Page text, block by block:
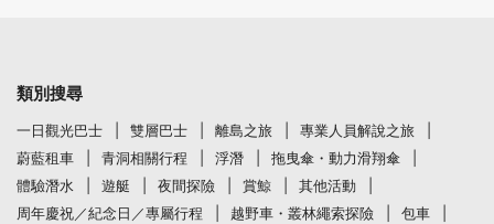
類別搜尋
一日觀光巴士 雙層巴士 離島之旅
專業人員解說之旅
蔚藍租車
青洞相關行程 浮潛
拖曳傘・動力滑翔傘
體驗潛水
遊艇 夜間探險 賞鯨
其他活動
周年慶祝／紀念日／專屬行程
越野車・叢林繩索探險
包車